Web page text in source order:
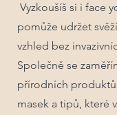
Vyzkoušíš si i face
pomůže udržet
vzhled bez
Společně se
přírodních
masek a tipů, které